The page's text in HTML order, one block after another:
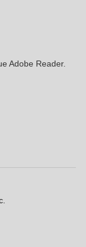
Adobe Reader.